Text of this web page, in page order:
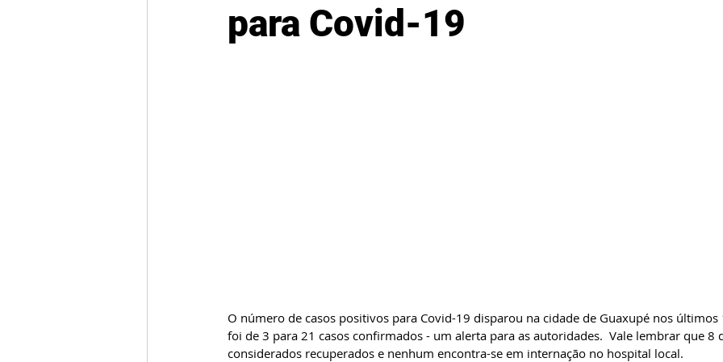
para Covid-19
O número de casos positivos para Covid-19 disparou na cidade de Guaxupé nos
foi de 3 para 21 casos confirmados - um alerta para as autoridades.  Vale lembrar que 8
considerados recuperados e nenhum encontra-se em internação no hospital local.